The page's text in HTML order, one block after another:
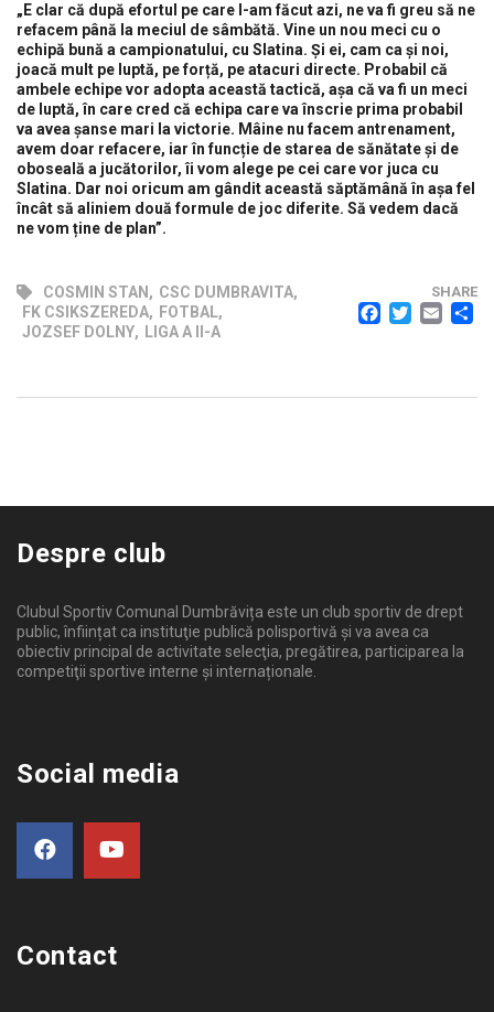
„E clar că după efortul pe care l-am făcut azi, ne va fi greu să ne
refacem până la meciul de sâmbătă. Vine un nou meci cu o
echipă bună a campionatului, cu Slatina. Și ei, cam ca și noi,
joacă mult pe luptă, pe forță, pe atacuri directe. Probabil că
ambele echipe vor adopta această tactică, așa că va fi un meci
de luptă, în care cred că echipa care va înscrie prima probabil
va avea șanse mari la victorie. Mâine nu facem antrenament,
avem doar refacere, iar în funcție de starea de sănătate și de
oboseală a jucătorilor, îi vom alege pe cei care vor juca cu
Slatina. Dar noi oricum am gândit această săptămână în așa fel
încât să aliniem două formule de joc diferite. Să vedem dacă
ne vom ține de plan”.
COSMIN STAN , CSC DUMBRAVITA,
FK CSIKSZEREDA, FOTBAL,
JOZSEF DOLNY, LIGA A II-A
SHARE
Despre club
Clubul Sportiv Comunal Dumbrăvița este un club sportiv de drept
public, înființat ca instituţie publică polisportivă și va avea ca
obiectiv principal de activitate selecţia, pregătirea, participarea la
competiţii sportive interne şi internaționale.
Social media
Contact